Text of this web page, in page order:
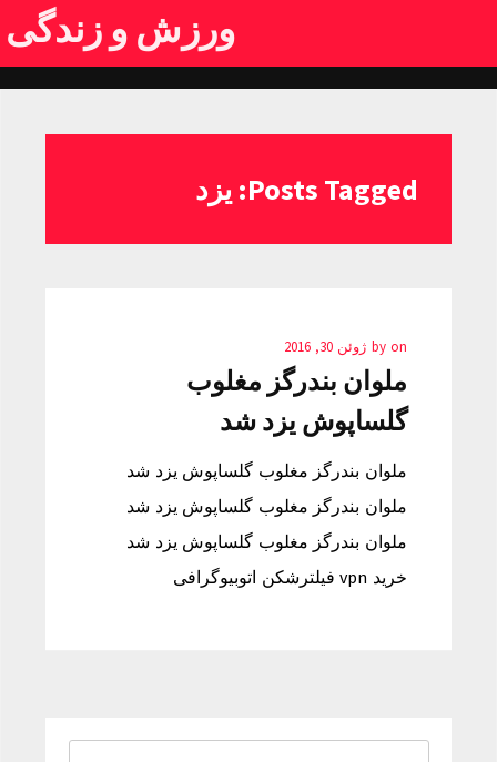
ورزش و زندگی
Posts Tagged: یزد
by on ژوئن 30, 2016
ملوان بندرگز مغلوب
گلساپوش یزد شد
ملوان بندرگز مغلوب گلساپوش یزد شد
ملوان بندرگز مغلوب گلساپوش یزد شد
ملوان بندرگز مغلوب گلساپوش یزد شد
خرید vpn فیلترشکن اتوبیوگرافی